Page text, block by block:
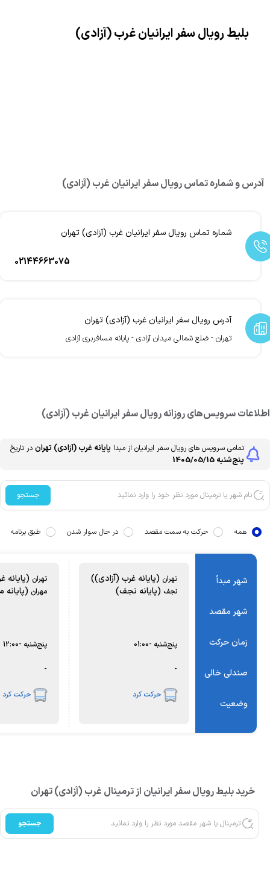
بلیط رویال سفر ایرانیان غرب (آزادی)
آدرس و شماره تماس رویال سفر ایرانیان غرب (آزادی)
شماره تماس رویال سفر ایرانیان غرب (آزادی) تهران
02144663075
آدرس رویال سفر ایرانیان غرب (آزادی) تهران
تهران - ضلع شمالی میدان آزادی - پایانه مسافربری آزادی
سرویس‌های روزانه رویال سفر ایرانیان غرب (آزادی)
تمامی سرویس های رویال سفر ایرانیان از مبدا پایانه غرب (آزادی) تهران در تاریخ
پنج‌شنبه 1405/05/15
جستجو
همه حرکت به سمت مقصد در حال سوار شدن طبق برنامه
شهر مبدأ
شهر مقصد
زمان حرکت
صندلی خالی
وضعیت
تهران(پایانه غرب (آزادی))
نجف(پایانه نجف)
پنج‌شنبه 01:00
حرکت کرد
تهران(پایانه
مهران(پایانه
پنج‌شنبه 12:00
حرکت کرد
خرید بلیط رویال سفر ایرانیان از ترمینال غرب (آزادی) تهران
جستجو